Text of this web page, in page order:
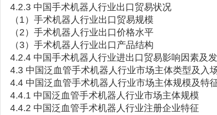
4.2.3 中国手术机器人行业出口贸易状况
（1）手术机器人行业出口贸易规模
（2）手术机器人行业出口价格水平
（3）手术机器人行业出口产品结构
4.2.4 中国手术机器人行业进出口贸易影响因素及
4.3 中国泛血管手术机器人行业市场主体类型及入
4.4 中国泛血管手术机器人行业市场主体规模及特
4.4.1 中国泛血管手术机器人行业市场主体规模
4.4.2 中国泛血管手术机器人行业注册企业特征